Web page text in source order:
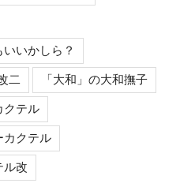
いいかしら？
二 「大和」の大和撫子
クテル
カクテル
ル改